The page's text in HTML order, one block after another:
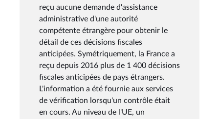
reçu aucune demande d'assistance
administrative d'une autorité
compétente étrangère pour obtenir le
détail de ces décisions fiscales
anticipées. Symétriquement, la France a
reçu depuis 2016 plus de 1 400 décisions
fiscales anticipées de pays étrangers.
L'information a été fournie aux services
de vérification lorsqu'un contrôle était
en cours. Au niveau de l'UE, un